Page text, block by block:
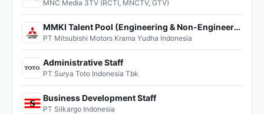
MNC Media 3TV (RCTI, MNCTV, GTV)
MMKI Talent Pool (Engineering & Non-Engineering)
PT Mitsubishi Motors Krama Yudha Indonesia
Administrative Staff
PT Surya Toto Indonesia Tbk
Business Development Staff
PT Silkargo Indonesia